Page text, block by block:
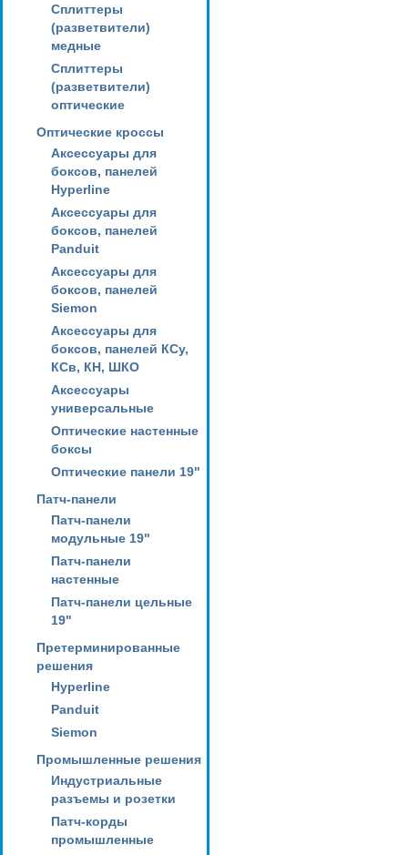
Сплиттеры
(разветвители)
медные
Сплиттеры
(разветвители)
оптические
Оптические кроссы
Аксессуары для
боксов, панелей
Hyperline
Аксессуары для
боксов, панелей
Panduit
Аксессуары для
боксов, панелей
Siemon
Аксессуары для
боксов, панелей КСу,
КСв, КН, ШКО
Аксессуары
универсальные
Оптические настенные
боксы
Оптические панели 19"
Патч-панели
Патч-панели
модульные 19"
Патч-панели
настенные
Патч-панели цельные
19"
Претерминированные
решения
Hyperline
Panduit
Siemon
Промышленные решения
Индустриальные
разъемы и розетки
Патч-корды
промышленные